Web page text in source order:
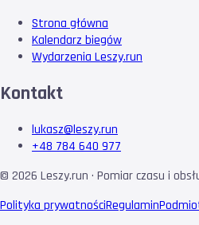
Strona główna
Kalendarz biegów
Wydarzenia Leszy.run
Kontakt
lukasz@leszy.run
+48 784 640 977
© 2026 Leszy.run · Pomiar czasu i
Polityka prywatnościRegulamin